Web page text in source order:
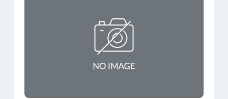
>